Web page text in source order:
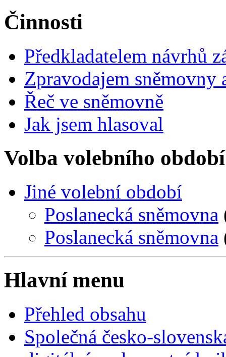
Činnosti
Předkladatelem návrhů
Zpravodajem
Řeč ve sněmovně
Jak jsem hlasoval
Volba volebního období
Jiné volební období
Poslanecká sněmovna
Poslanecká sněmovna
Hlavní menu
Přehled obsahu
Společná česko-